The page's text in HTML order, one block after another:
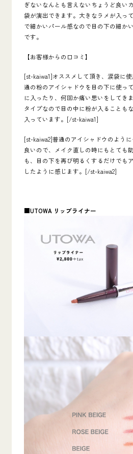
ぎないなんとも言えないちょうど良い
袋が演出できます。大きなラメが入っ
で細かいパール感なので目の下の細か
です。
【お客様からの口コミ】
[st-kaiwa1]オススメして頂き、涙袋に
通の粉のアイシャドウを目の下に使っ
に入ったり、何回か痛い思いをしてき
タイプなので目の中に粉が入ることも
入っています。[/st-kaiwa1]
[st-kaiwa2]普通のアイシャドウのよう
良いので、メイク直しの時にもとても
も、目の下を再び明るくするだけでも
したように感じます。[/st-kaiwa2]
■UTOWA リップライナー